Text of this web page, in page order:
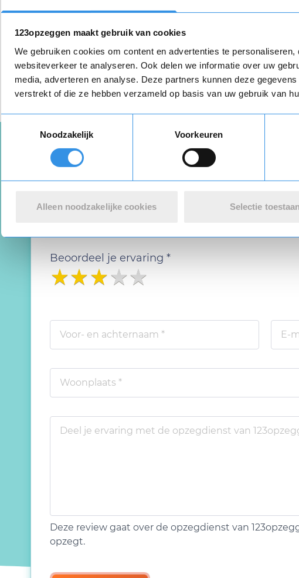
123opzeggen maakt gebruik van cookies
We gebruiken cookies om content en advertenties te
websiteverkeer te analyseren. Ook delen we informatie over uw
media, adverteren en analyse. Deze partners kunnen deze
verstrekt of die ze hebben verzameld op basis van uw gebruik van
Toestemmingsselectie
Noodzakelijk
Voorkeuren
Alleen noodzakelijke cookies Selectie toestaan
Als ik mijn opzegging verstuur dan ga ik akkoord met een
Privacyverklaring
en algemene voorwaarden
Deel je ervaring met de opzegdienst van
Beoordeel je ervaring *
Deze review gaat over de opzegdienst van
opzegt.